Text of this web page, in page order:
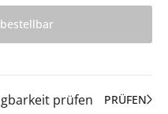
prüfen PRÜFEN